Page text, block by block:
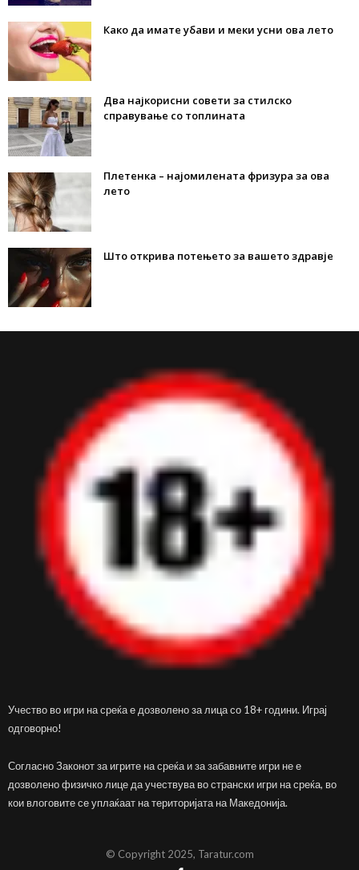
Како да имате убави и меки усни ова лето
Два најкорисни совети за стилско
справување со топлината
Плетенка – најомилената фризура за ова
лето
Што открива потењето за вашето здравје
Учество во игри на среќа е дозволено за лица со 18+ години. Играј
одговорно!
Согласно Законот за игрите на среќа и за забавните игри не е
дозволено физичко лице да учествува во странски игри на среќа, во
кои влоговите се уплаќаат на територијата на Македонија.
© Copyright 2025, Taratur.com